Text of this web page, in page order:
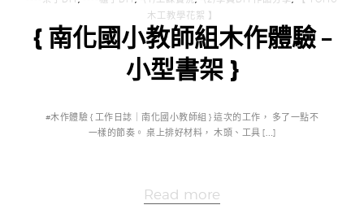
木工教學花絮 】
{ 南化國小教師組木作體驗 –
小型書架 }
#木作體驗 { 工作日誌｜南化國小教師組 } 這次的工作， 多了一點不
一樣的節奏。 桌上排好材料， 木頭、工具 […]
Read more